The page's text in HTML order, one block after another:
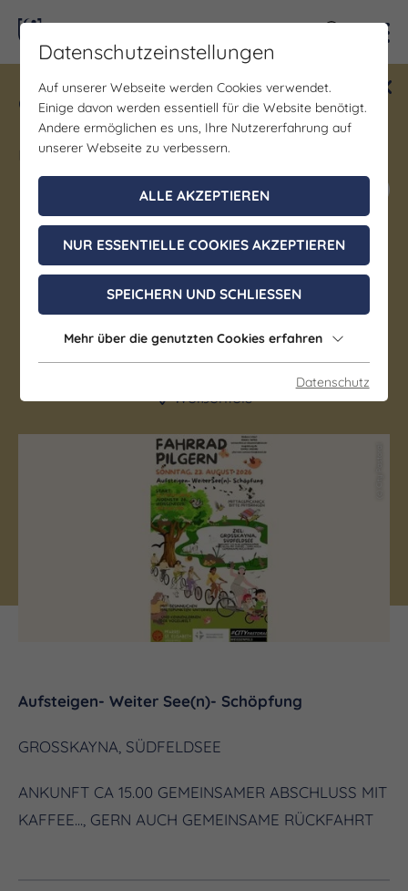
Gewinne ein Blind Date mit Saale-
Unstrut! Teilnahme vom 1.7. - 18.12.
möglich.
Jetzt mitmachen
Brauchtum/Kultur | Geselligkeit/Spiele/Treffen |
Sonstiges | Bildung/Vorträge/Diskussionen |
Wanderung | Kunst & Kultur
FAHRRAD PILGERN
Weißenfels
Aufsteigen- Weiter See(n)- Schöpfung
GROSSKAYNA, SÜDFELDSEE
ANKUNFT CA 15.00 GEMEINSAMER ABSCHLUSS MIT
KAFFEE..., GERN AUCH GEMEINSAME RÜCKFAHRT
Datenschutzeinstellungen
Auf unserer Webseite werden Cookies verwendet.
Einige davon werden essentiell für die Website benötigt.
Andere ermöglichen es uns, Ihre Nutzererfahrung auf
unserer Webseite zu verbessern.
ALLE AKZEPTIEREN
NUR ESSENTIELLE COOKIES AKZEPTIEREN
SPEICHERN UND SCHLIESSEN
Mehr über die genutzten Cookies erfahren
Datenschutz